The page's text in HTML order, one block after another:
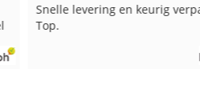
Snelle levering en keurig verpakt.